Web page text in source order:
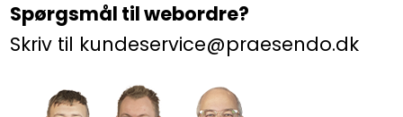
Spørgsmål til webordre?
Skriv til kundeservice@praesendo.dk